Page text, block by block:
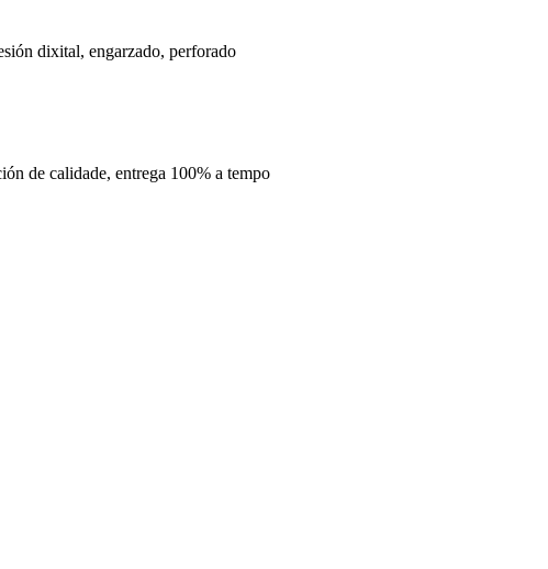
dixital, engarzado, perforado
de calidade, entrega 100% a tempo